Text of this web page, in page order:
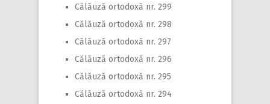
Călăuză ortodoxă nr. 299
Călăuză ortodoxă nr. 298
Călăuză ortodoxă nr. 297
Călăuză ortodoxă nr. 296
Călăuză ortodoxă nr. 295
Călăuză ortodoxă nr. 294